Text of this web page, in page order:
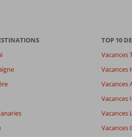
-
TOP 10
Vacances
Vacances
Vacances
Vacances
Vacances
Vacances